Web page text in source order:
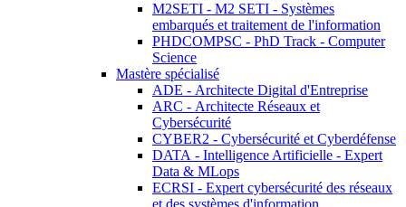
M2SETI - M2 SETI - Systèmes
embarqués et traitement de l'information
PHDCOMPSC - PhD Track - Computer
Science
Mastère spécialisé
ADE - Architecte Digital d'Entreprise
ARC - Architecte Réseaux et
Cybersécurité
CYBER2 - Cybersécurité et Cyberdéfense
DATA - Intelligence Artificielle - Expert
Data & MLops
ECRSI - Expert cybersécurité des réseaux
et des systèmes d'information